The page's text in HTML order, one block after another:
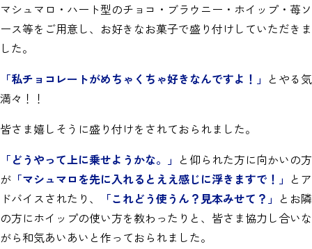
マシュマロ・ハート型のチョコ・ブラウニー・ホイップ・苺ソ
ース等をご用意し、お好きなお菓子で盛り付けしていただきま
した。
「私チョコレートがめちゃくちゃ好きなんですよ！」 とやる気
満々！！
皆さま嬉しそうに盛り付けをされておられました。
「どうやって上に乗せようかな。」 と仰られた方に向かいの方
が 「マシュマロを先に入れるとええ感じに浮きますで ！ 」 とア
ドバイスされたり、
「これどう使うん？見本みせて？」 とお隣
の方にホイップの使い方を教わったりと、皆さま協力し合いな
がら和気あいあいと作っておられました。